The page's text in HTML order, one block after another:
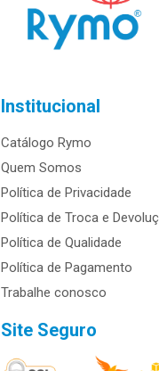
Institucional
Catálogo Rymo
Quem Somos
Política de Privacidade
Política de Troca e
Política de Qualidade
Política de Pagamento
Trabalhe conosco
Site Seguro